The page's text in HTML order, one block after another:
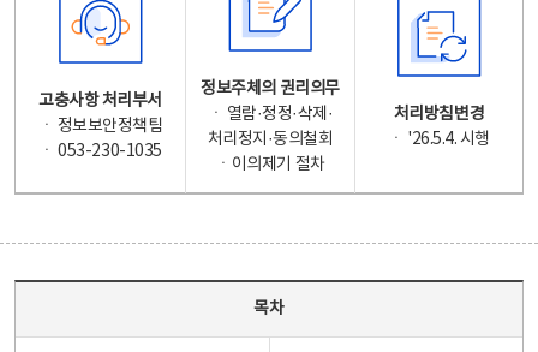
고충사항 처리부서
ㆍ 정보보안정책팀
ㆍ 053-230-1035
정보주체의 권리의무
ㆍ 열람·정정·삭제·
처리정지·동의철회
ㆍ이의제기 절차
처리방침변경
ㆍ '26.5.4. 시행
목차